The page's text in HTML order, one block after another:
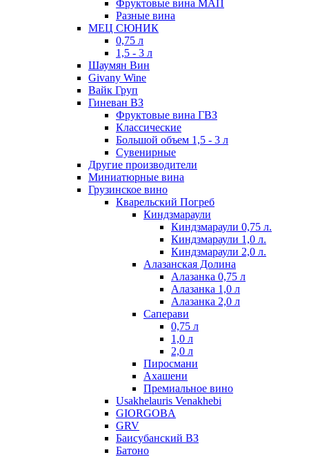
Фруктовые вина МАП
Разные вина
МЕЦ СЮНИК
0,75 л
1,5 - 3 л
Шаумян Вин
Givany Wine
Вайк Груп
Гиневан ВЗ
Фруктовые вина ГВЗ
Классические
Большой объем 1,5 - 3 л
Сувенирные
Другие производители
Миниатюрные вина
Грузинское вино
Кварельский Погреб
Киндзмараули
Киндзмараули 0,75 л.
Киндзмараули 1,0 л.
Киндзмараули 2,0 л.
Алазанская Долина
Алазанка 0,75 л
Алазанка 1,0 л
Алазанка 2,0 л
Саперави
0,75 л
1,0 л
2,0 л
Пиросмани
Ахашени
Премиальное вино
Usakhelauris Venakhebi
GIORGOBA
GRV
Баисубанский ВЗ
Батоно